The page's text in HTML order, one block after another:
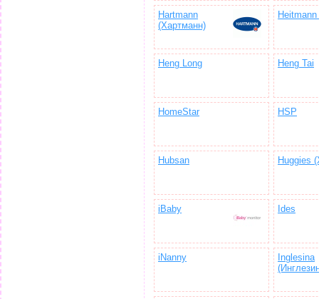
Hartmann
(Хартманн)
Heng Long Heng Tai
HomeStar HSP
Hubsan Huggies
iBaby Ides
iNanny
Inglesina